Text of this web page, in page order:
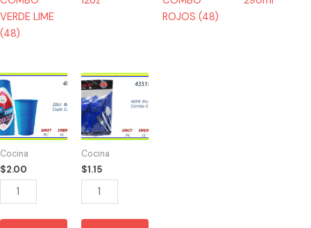
VERDE LIME
(48)
ROJOS (48)
Cocina
$2.00
48551
-
VASOS
AZUL
12oz
(20)
quantity
Cocina
$1.15
43515
-
CUBIERTOS
AZUL
(48)
quantity